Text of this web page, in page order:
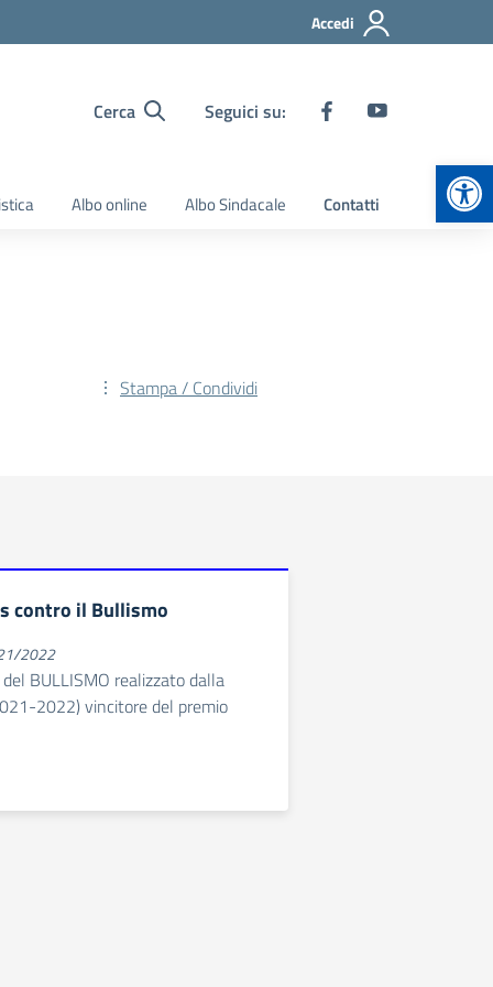
Accedi
Cerca Seguici su:
Albo online Albo Sindacale Contatti
Stampa / Condividi
contro il Bullismo
2022
BULLISMO realizzato dalla
2022) vincitore del premio